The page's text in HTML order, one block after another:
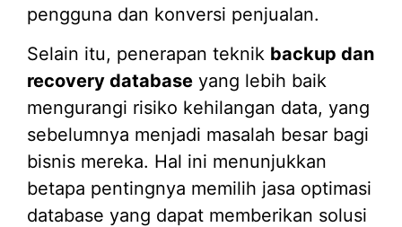
pengguna dan konversi penjualan.
Selain itu, penerapan teknik backup dan
recovery database yang lebih baik
mengurangi risiko kehilangan data, yang
sebelumnya menjadi masalah besar bagi
bisnis mereka. Hal ini menunjukkan
betapa pentingnya memilih jasa optimasi
database yang dapat memberikan solusi